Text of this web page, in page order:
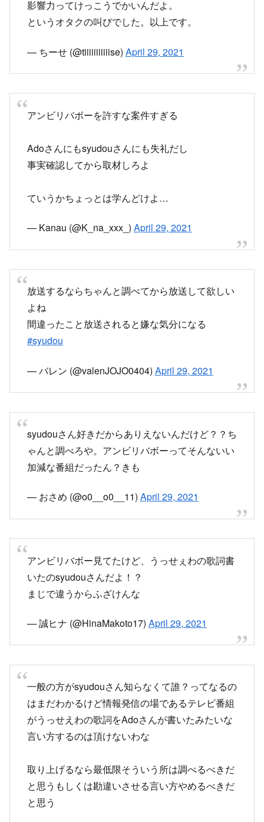
アンビリバボーを許すな案件すぎる
事実確認してから取材しろよ
— Kanau (@K_na_xxx_)April 29, 2021
間違ったこと放送されると嫌な気分になる
#syudou
— バレン (@valenJOJO0404)April 29, 2021
ゃんと調べろや。アンビリバボーってそんないい
加減な番組だったん？きも
— おさめ (@o0__o0__11)
アンビリバボー見てたけど、うっせぇわの歌詞書
いたのsyudouさんだよ！？
— 誠ヒナ (@HinaMakoto17)April 29, 2021
一般の方がsyudouさん知らなくて誰？ってなるの
がうっせえわの歌詞をAdoさんが書いたみたいな
言い方するのは頂けないわな
取り上げるなら最低限そういう所は調べるべきだ
と思うもしくは勘違いさせる言い方やめるべきだ
と思う
— marimo (@coffee_moca1221)
『うっせぇわの歌詞を書いたのはAdoさん』と感